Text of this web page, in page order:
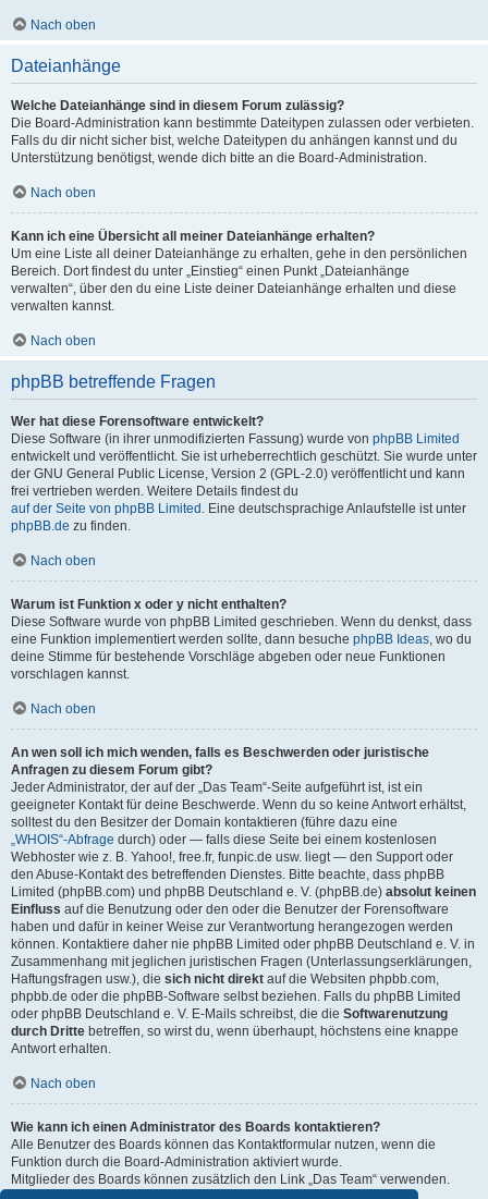
Nach oben
Dateianhänge
Welche Dateianhänge sind in diesem Forum zulässig?
Die Board-Administration kann bestimmte Dateitypen zulassen oder verbieten.
Falls du dir nicht sicher bist, welche Dateitypen du anhängen kannst und du
Unterstützung benötigst, wende dich bitte an die Board-Administration.
Nach oben
Kann ich eine Übersicht all meiner Dateianhänge erhalten?
Um eine Liste all deiner Dateianhänge zu erhalten, gehe in den persönlichen
Bereich. Dort findest du unter „Einstieg“ einen Punkt „Dateianhänge
verwalten“, über den du eine Liste deiner Dateianhänge erhalten und diese
verwalten kannst.
Nach oben
phpBB betreffende Fragen
Wer hat diese Forensoftware entwickelt?
Diese Software (in ihrer unmodifizierten Fassung) wurde von phpBB Limited
entwickelt und veröffentlicht. Sie ist urheberrechtlich geschützt. Sie wurde unter
der GNU General Public License, Version 2 (GPL-2.0) veröffentlicht und kann
frei vertrieben werden. Weitere Details findest du
auf der Seite von phpBB Limited . Eine deutschsprachige Anlaufstelle ist unter
phpBB.de zu finden.
Nach oben
Warum ist Funktion x oder y nicht enthalten?
Diese Software wurde von phpBB Limited geschrieben. Wenn du denkst, dass
eine Funktion implementiert werden sollte, dann besuche phpBB Ideas, wo du
deine Stimme für bestehende Vorschläge abgeben oder neue Funktionen
vorschlagen kannst.
Nach oben
An wen soll ich mich wenden, falls es Beschwerden oder juristische
Anfragen zu diesem Forum gibt?
Jeder Administrator, der auf der „Das Team“-Seite aufgeführt ist, ist ein
geeigneter Kontakt für deine Beschwerde. Wenn du so keine Antwort erhältst,
solltest du den Besitzer der Domain kontaktieren (führe dazu eine
„WHOIS“-Abfrage durch) oder — falls diese Seite bei einem kostenlosen
Webhoster wie z. B. Yahoo!, free.fr, funpic.de usw. liegt — den Support oder
den Abuse-Kontakt des betreffenden Dienstes. Bitte beachte, dass phpBB
Limited (phpBB.com) und phpBB Deutschland e. V. (phpBB.de) absolut keinen
Einfluss auf die Benutzung oder den oder die Benutzer der Forensoftware
haben und dafür in keiner Weise zur Verantwortung herangezogen werden
können. Kontaktiere daher nie phpBB Limited oder phpBB Deutschland e. V. in
Zusammenhang mit jeglichen juristischen Fragen (Unterlassungserklärungen,
Haftungsfragen usw.), die sich nicht direkt auf die Websiten phpbb.com,
phpbb.de oder die phpBB-Software selbst beziehen. Falls du phpBB Limited
oder phpBB Deutschland e. V. E-Mails schreibst, die die Softwarenutzung
durch Dritte betreffen, so wirst du, wenn überhaupt, höchstens eine knappe
Antwort erhalten.
Nach oben
Wie kann ich einen Administrator des Boards kontaktieren?
Alle Benutzer des Boards können das Kontaktformular nutzen, wenn die
Funktion durch die Board-Administration aktiviert wurde.
Mitglieder des Boards können zusätzlich den Link „Das Team“ verwenden.